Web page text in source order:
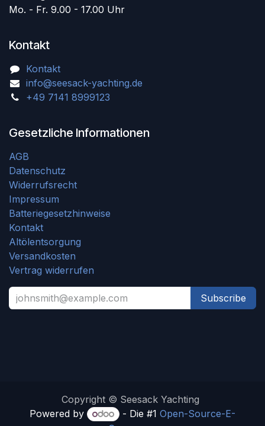
Mo. - Fr. 9.00 - 17.00 Uhr
Kontakt
Kontakt
info@seesack-yachting.de
+49 7141 8999123
Gesetzliche Informationen
AGB
Datenschutz
Widerrufsrecht
Impressum
Batteriegesetzhinweise
Kontakt
Altölentsorgung
Versandkosten
Vertrag widerrufen
Subscribe
Copyright © Seesack Yachting
Powered by
- Die #1 Open-Source-E-